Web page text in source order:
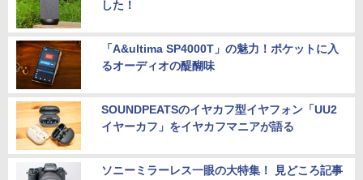
した！
「A&ultima SP4000T」の魅力！ポケットに入
るオーディオの醍醐味
SOUNDPEATSのイヤカフ型イヤフォン「UU2
イヤーカフ」をイヤカフマニアが語る
ソニーミラーレス一眼の大特集！ 見どころ記事